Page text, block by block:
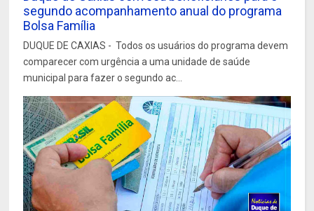
segundo acompanhamento anual do programa
Bolsa Família
DUQUE DE CAXIAS - Todos os usuários do programa devem
comparecer com urgência a uma unidade de saúde
municipal para fazer o segundo ac...